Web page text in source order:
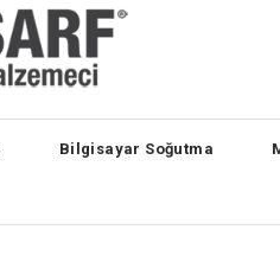
Bilgisayar Soğutma